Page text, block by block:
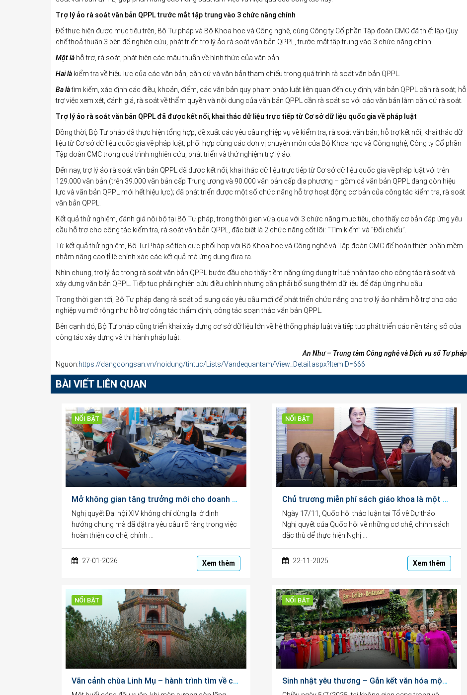
Trợ lý ảo rà soát văn bản QPPL trước mắt tập trung vào 3 chức năng chính
Để thực hiện được mục tiêu trên, Bộ Tư pháp và Bộ Khoa học và Công nghệ, cùng Công ty Cổ phần Tập đoàn CMC đã thiết lập Quy
chế thoả thuận 3 bên để nghiên cứu, phát triển trợ lý ảo rà soát văn bản QPPL, trước mắt tập trung vào 3 chức năng chính:
Một là hỗ trợ, rà soát, phát hiện các mâu thuẫn về hình thức của văn bản.
Hai là kiểm tra về hiệu lực của các văn bản, căn cứ và văn bản tham chiếu trong quá trình rà soát văn bản QPPL.
Ba làtìm kiếm, xác định các điều, khoản, điểm, các văn bản quy phạm pháp luật liên quan đến quy định, văn bản QPPL cần rà soát; hỗ
trợ việc xem xét, đánh giá, rà soát về thẩm quyền và nội dung của văn bản QPPL cần rà soát so với các văn bản làm căn cứ rà soát.
Trợ lý ảo rà soát văn bản QPPL đã được kết nối, khai thác dữ liệu trực tiếp từ Cơ sở dữ liệu quốc gia về pháp luật
Đồng thời, Bộ Tư pháp đã thực hiện tổng hợp, đề xuất các yêu cầu nghiệp vụ về kiểm tra, rà soát văn bản; hỗ trợ kết nối, khai thác dữ
liệu từ Cơ sở dữ liệu quốc gia về pháp luật; phối hợp cùng các đơn vị chuyên môn của Bộ Khoa học và Công nghệ, Công ty Cổ phần
Tập đoàn CMC trong quá trình nghiên cứu, phát triển và thử nghiệm trợ lý ảo.
Đến nay, trợ lý ảo rà soát văn bản QPPL đã được kết nối, khai thác dữ liệu trực tiếp từ Cơ sở dữ liệu quốc gia về pháp luật với trên
129.000 văn bản (trên 39.000 văn bản cấp Trung ương và 90.000 văn bản cấp địa phương – gồm cả văn bản QPPL đang còn hiệu
lực và văn bản QPPL mới hết hiệu lực); đã phát triển được một số chức năng hỗ trợ hoạt động cơ bản của công tác kiểm tra, rà soát
văn bản QPPL.
Kết quả thử nghiệm, đánh giá nội bộ tại Bộ Tư pháp, trong thời gian vừa qua với 3 chức năng mục tiêu, cho thấy cơ bản đáp ứng yêu
cầu hỗ trợ cho công tác kiểm tra, rà soát văn bản QPPL, đặc biệt là 2 chức năng cốt lõi: “Tìm kiếm” và “Đối chiếu”.
Từ kết quả thử nghiệm, Bộ Tư Pháp sẽ tích cực phối hợp với Bộ Khoa học và Công nghệ và Tập đoàn CMC để hoàn thiện phần mềm
nhằm nâng cao tỉ lệ chính xác các kết quả mà ứng dụng đưa ra.
Nhìn chung, trợ lý ảo trong rà soát văn bản QPPL bước đầu cho thấy tiềm năng ứng dụng trí tuệ nhân tạo cho công tác rà soát và
xây dựng văn bản QPPL. Tiếp tục phải nghiên cứu điều chỉnh nhưng cần phải bổ sung thêm dữ liệu để đáp ứng nhu cầu.
Trong thời gian tới, Bộ Tư pháp đang rà soát bổ sung các yêu cầu mới để phát triển chức năng cho trợ lý ảo nhằm hỗ trợ cho các
nghiệp vụ mở rộng như hỗ trợ công tác thẩm định, công tác soạn thảo văn bản QPPL.
Bên cạnh đó, Bộ Tư pháp cũng triển khai xây dựng cơ sở dữ liệu lớn về hệ thống pháp luật và tiếp tục phát triển các nền tảng số của
công tác xây dựng và thi hành pháp luật.
An Như – Trung tâm Công nghệ và Dịch vụ số Tư pháp
Nguon:https://dangcongsan.vn/noidung/tintuc/Lists/Vandequantam/View_Detail.aspx?ItemID=666
BÀI VIẾT LIÊN QUAN
NỔI BẬT
Mở không gian tăng trưởng mới cho doanh nghiệp và nguồn lực tri thức
Nghị quyết Đại hội XIV không chỉ dừng lại ở định
hướng chung mà đã đặt ra yêu cầu rõ ràng trong việc
hoàn thiện cơ chế, chính …
27-01-2026 Xem thêm
NỔI BẬT
Chủ trương miễn phí sách giáo khoa là một bước tiến, thể hiện bản chất xã hội nhân văn
Ngày 17/11, Quốc hội thảo luận tại Tổ về Dự thảo
Nghị quyết của Quốc hội về những cơ chế, chính sách
đặc thù để thực hiện Nghị …
22-11-2025 Xem thêm
NỔI BẬT
Vãn cảnh chùa Linh Mụ – hành trình tìm về chốn linh thiêng giữa lòng đất Cố đô
NỔI BẬT
Sinh nhật yêu thương – Gắn kết văn hóa một mái nhà